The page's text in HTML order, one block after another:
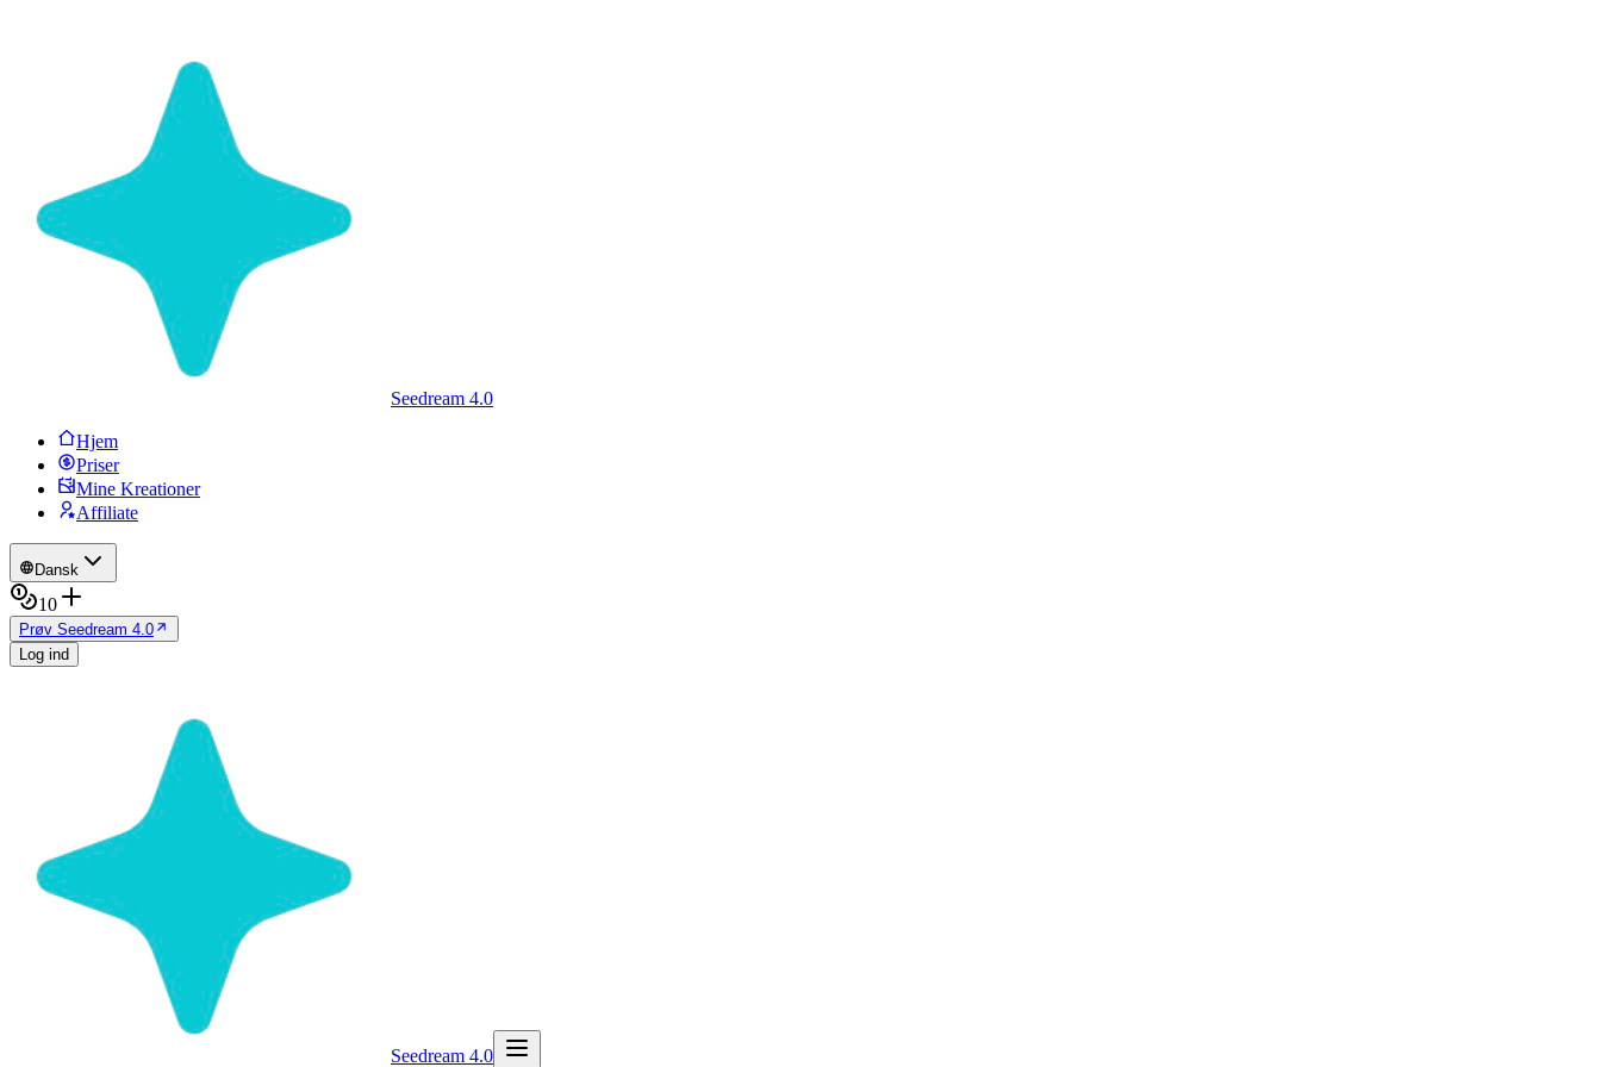
Seedream 4.0
Hjem
Priser
Mine Kreationer
Affiliate
Dansk
10
Prøv Seedream 4.0
Log ind
Seedream 4.0